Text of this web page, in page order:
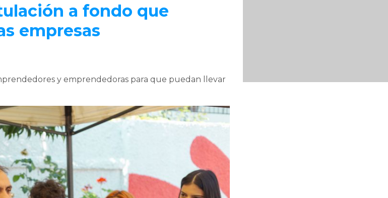
a fondo que
empresas
y emprendedoras para que puedan llevar